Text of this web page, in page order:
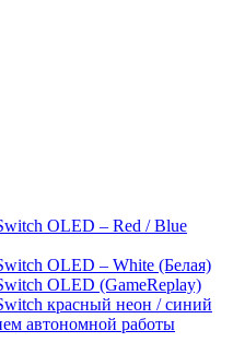
OLED – Red / Blue
OLED – White (Белая)
OLED (GameReplay)
красный неон / синий
автономной работы